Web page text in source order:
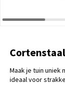
Maak je tuin uniek
ideaal voor